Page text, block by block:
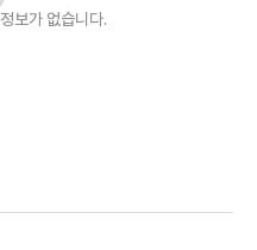
정보가 없습니다.